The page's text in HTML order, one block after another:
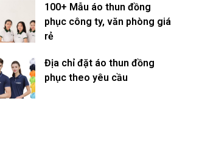
100+ Mẫu áo thun đồng
phục công ty, văn phòng giá
rẻ
Địa chỉ đặt áo thun đồng
phục theo yêu cầu